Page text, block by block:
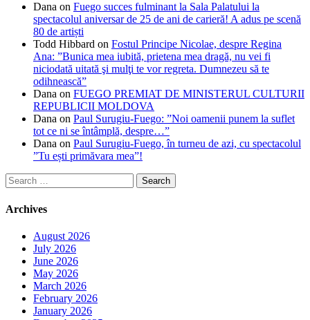
Dana on Fuego succes fulminant la Sala Palatului la
spectacolul aniversar de 25 de ani de carieră! A adus pe scenă
80 de artiști
Todd Hibbard on Fostul Principe Nicolae, despre Regina
Ana: ”Bunica mea iubită, prietena mea dragă, nu vei fi
niciodată uitată şi mulţi te vor regreta. Dumnezeu să te
odihnească”
Dana on FUEGO PREMIAT DE MINISTERUL CULTURII
REPUBLICII MOLDOVA
Dana on Paul Surugiu-Fuego: ”Noi oamenii punem la suflet
tot ce ni se întâmplă, despre…”
Dana on Paul Surugiu-Fuego, în turneu de azi, cu spectacolul
”Tu ești primăvara mea”!
Search
for:
Archives
August 2026
July 2026
June 2026
May 2026
March 2026
February 2026
January 2026